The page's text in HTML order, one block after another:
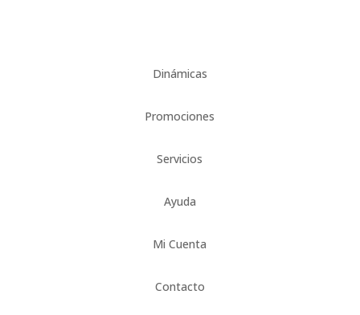
Dinámicas
Promociones
Servicios
Ayuda
Mi Cuenta
Contacto